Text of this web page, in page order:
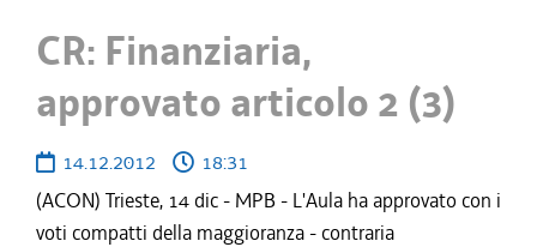
CR: Finanziaria,
approvato articolo 2 (3)
14.12.2012
18:31
(ACON) Trieste, 14 dic - MPB - L'Aula ha approvato con i
voti compatti della maggioranza - contraria